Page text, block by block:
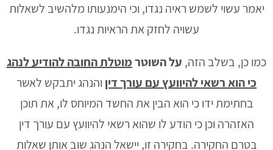
יאמר עשוי לשמש ראיה נגדו, וכי הימנעותו מלהשיב לשאלות
עשויה לחזק את הראיות נגדו.
כמו כן, בשלב הזה, על השוטרמוטלת החובה להודיע לנהג
כי הוא רשאי להיוועץ עם עורך דין והנהג יתבקש לאשר
בחתימת ידו כי הוא הבין את החשד המיוחס לו, את תוכן
האזהרה וכן כי הודע לו שהוא רשאי להיוועץ עם עורך דין
בטרם החקירה. בחקירה זו, יישאל הנהג שוב אותן שאלות